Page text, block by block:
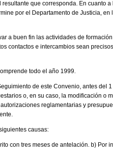
que corresponda. En cuanto
por el Departamento de Justicia, en
a buen fin las actividades de
contactos e intercambios sean
todo el año 1999.
de este Convenio, antes del
o, en su caso, la modificación o
reglamentarias y
causas:
con tres meses de antelación. b) Por